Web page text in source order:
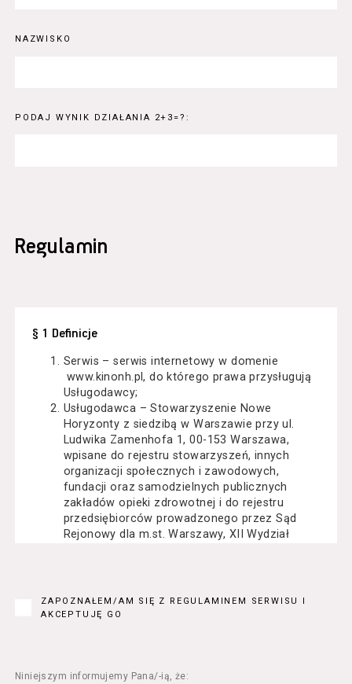
NAZWISKO
PODAJ WYNIK DZIAŁANIA 2+3=?:
Regulamin
§ 1 Definicje
Serwis – serwis internetowy w domenie
www.kinonh.pl, do którego prawa przysługują
Usługodawcy;
Usługodawca – Stowarzyszenie Nowe
Horyzonty z siedzibą w Warszawie przy ul.
Ludwika Zamenhofa 1, 00-153 Warszawa,
wpisane do rejestru stowarzyszeń, innych
organizacji społecznych i zawodowych,
fundacji oraz samodzielnych publicznych
zakładów opieki zdrowotnej i do rejestru
przedsiębiorców prowadzonego przez Sąd
Rejonowy dla m.st. Warszawy, XII Wydział
Usługobiorca - osoba fizyczna, osoba prawna
lub jednostka organizacyjna nieposiadająca
Usługodawcę drogą elektroniczną z
ZAPOZNAŁEM/AM SIĘ Z REGULAMINEM SERWISU I
AKCEPTUJĘ GO
Niniejszym informujemy Pana/-ią, że: